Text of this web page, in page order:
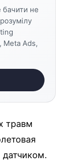
бачити не
Meta Ads,
травм